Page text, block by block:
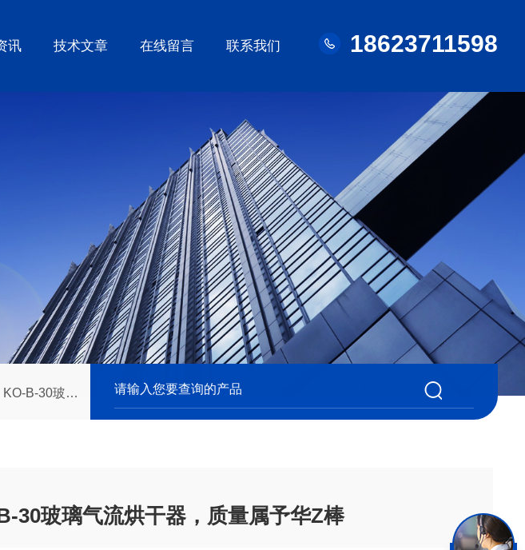
讯 技术文章 在线留言 联系我们 18623711598
KO-B-30玻璃气流烘干器，质量属予华Z棒
30玻璃气流烘干器，质量属予华Z棒